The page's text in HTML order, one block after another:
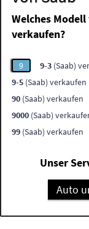
Welches
verkaufen?
9 9-3 (Saab)
9-5 (Saab) verkaufen
90 (Saab) verkaufen
9000 (Saab)
99 (Saab) verkaufen
Unser
Auto